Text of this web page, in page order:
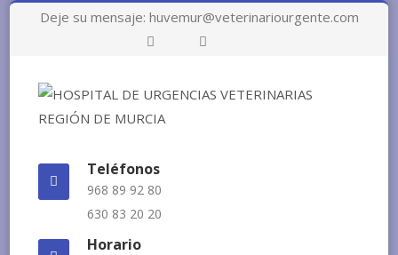
Deje su mensaje: huvemur@veterinariourgente.com
Teléfonos
968 89 92 80
630 83 20 20
Horario